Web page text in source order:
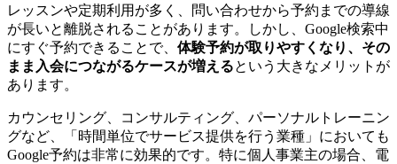
レッスンや定期利用が多く、問い合わせから予約までの導線
が長いと離脱されることがあります。しかし、Google検索中
にすぐ予約できることで、 体験予約が取りやすくなり、その
まま入会につながるケースが増えるという大きなメリットが
あります。
カウンセリング、コンサルティング、パーソナルトレーニン
グなど、「時間単位でサービス提供を行う業種」においても
Google予約は非常に効果的です。特に個人事業主の場合、電